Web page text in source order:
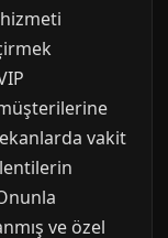
hizmeti
vakit
ve özel